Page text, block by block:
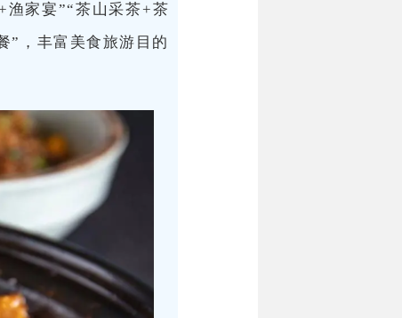
渔家宴”“茶山采茶+茶
”，丰富美食旅游目的